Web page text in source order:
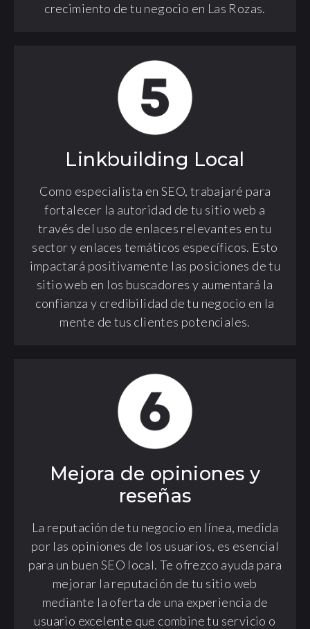
crecimiento de tu negocio en Las Rozas.
Linkbuilding Local
Como especialista en SEO, trabajaré para
fortalecer la autoridad de tu sitio web a
través del uso de enlaces relevantes en tu
sector y enlaces temáticos específicos. Esto
impactará positivamente las posiciones de tu
sitio web en los buscadores y aumentará la
confianza y credibilidad de tu negocio en la
mente de tus clientes potenciales.
Mejora de opiniones y
reseñas
La reputación de tu negocio en línea, medida
por las opiniones de los usuarios, es esencial
para un buen SEO local. Te ofrezco ayuda para
mejorar la reputación de tu sitio web
mediante la oferta de una experiencia de
usuario excelente que combine tu servicio o